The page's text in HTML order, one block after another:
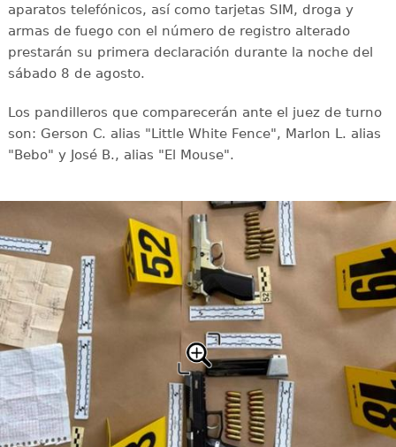
aparatos telefónicos, así como tarjetas SIM, droga y
armas de fuego con el número de registro alterado
prestarán su primera declaración durante la noche del
sábado 8 de agosto.
Los pandilleros que comparecerán ante el juez de turno
son: Gerson C. alias "Little White Fence", Marlon L. alias
"Bebo" y José B., alias "El Mouse".